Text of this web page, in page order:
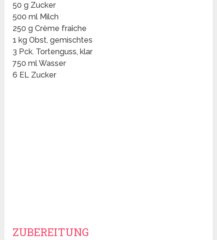
50 g Zucker
500 ml Milch
250 g Crème fraîche
1 kg Obst, gemischtes
3 Pck. Tortenguss, klar
750 ml Wasser
6 EL Zucker
ZUBEREITUNG